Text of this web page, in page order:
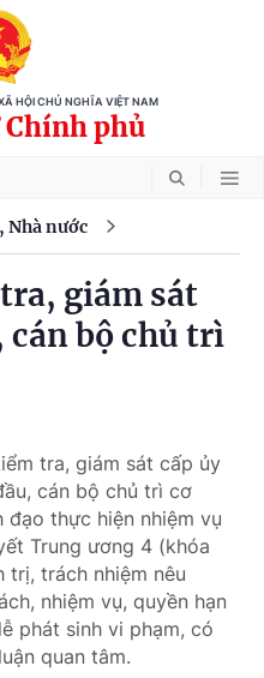
HỘI CHỦ NGHĨA VIỆT NAM
phủ
Nhà nước
giám sát
cán bộ chủ trì
tra, giám sát cấp ủy
cán bộ chủ trì cơ
thực hiện nhiệm vụ
Trung ương 4 (khóa
trị, trách nhiệm nêu
nhiệm vụ, quyền hạn
phát sinh vi phạm, có
quan tâm.